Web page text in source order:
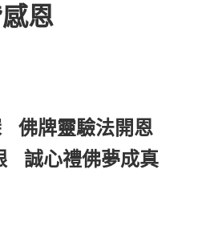
恩
佛牌靈驗法開恩
誠心禮佛夢成真